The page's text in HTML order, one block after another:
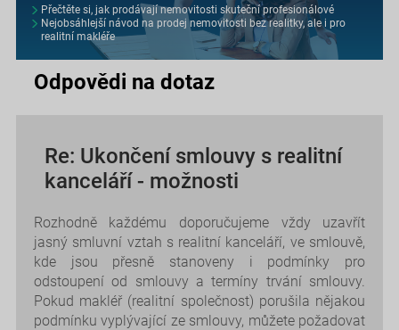
Přečtěte si, jak prodávají nemovitosti skuteční profesionálové
Nejobsáhlejší návod na prodej nemovitosti bez realitky, ale i pro
realitní makléře
Odpovědi na dotaz
Re: Ukončení smlouvy s realitní
kanceláří - možnosti
Rozhodně každému doporučujeme vždy uzavřít
jasný smluvní vztah s realitní kanceláří, ve smlouvě,
kde jsou přesně stanoveny i podmínky pro
odstoupení od smlouvy a termíny trvání smlouvy.
Pokud makléř (realitní společnost) porušila nějakou
podmínku vyplývající ze smlouvy, můžete požadovat